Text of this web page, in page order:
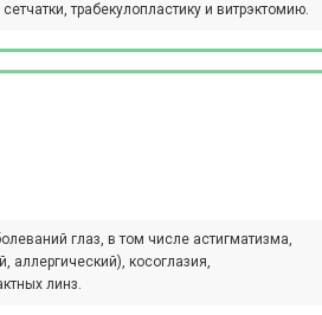
трабекулопластику и витрэктомию.
глаз, в том числе астигматизма,
аллергический), косоглазия,
линз.